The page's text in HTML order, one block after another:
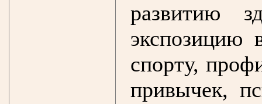
развитию
экспозицию
спорту,
привычек,